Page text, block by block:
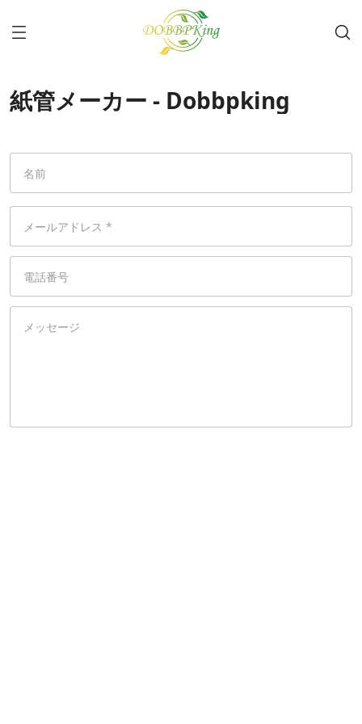
紙管メーカー - Dobbpking
名前
メールアドレス *
電話番号
メッセージ